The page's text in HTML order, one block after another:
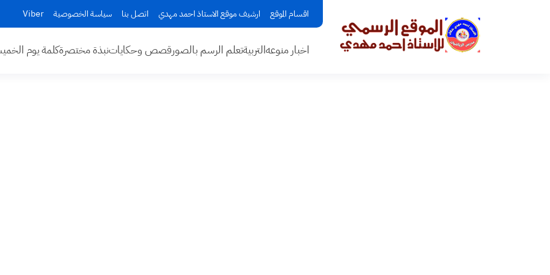
اقسام الموقع ارشيف موقع الاستاذ احمد مهدي اتصل بنا سياسة الخصوصية Viber
اخبار منوعهالتربيةتعلم الرسم بالصورقصص وحكاياتنبذة مختصرةكلمة يوم